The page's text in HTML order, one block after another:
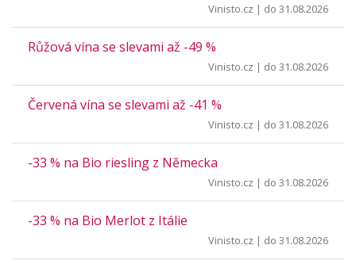
Vinisto.cz | do 31.08.2026
Růžová vína se slevami až -49 %
Vinisto.cz | do 31.08.2026
Červená vína se slevami až -41 %
Vinisto.cz | do 31.08.2026
-33 % na Bio riesling z Německa
Vinisto.cz | do 31.08.2026
-33 % na Bio Merlot z Itálie
Vinisto.cz | do 31.08.2026